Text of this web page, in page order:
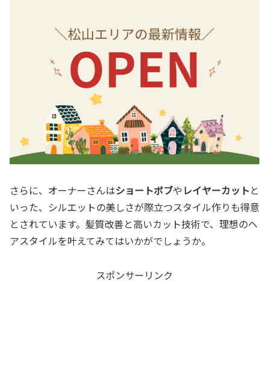
さらに、オーナーさんはショートボブや レイヤーカットと
いった、シルエットの美しさが際立つスタイル作りも得意
とされています。髪質改善と高いカット技術で、理想のヘ
アスタイルを叶えてみてはいかがでしょうか。
スポンサーリンク